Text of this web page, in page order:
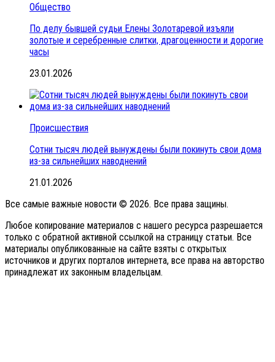
Общество
По делу бывшей судьи Елены Золотаревой изъяли
золотые и серебренные слитки, драгоценности и дорогие
часы
23.01.2026
Происшествия
Сотни тысяч людей вынуждены были покинуть свои дома
из-за сильнейших наводнений
21.01.2026
Все самые важные новости © 2026. Все права защины.
Любое копирование материалов с нашего ресурса разрешается
только с обратной активной ссылкой на страницу статьи. Все
материалы опубликованные на сайте взяты с открытых
источников и других порталов интернета, все права на авторство
принадлежат их законным владельцам.